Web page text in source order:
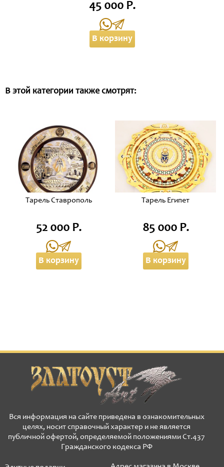
45 000 Р.
В корзину
В этой категории также смотрят:
Тарель Ставрополь
52 000 Р.
В корзину
Тарель Египет
85 000 Р.
В корзину
Вся информация на сайте приведена в ознакомительных
целях, носит справочный характер и не является
публичной офертой, определяемой положениями Ст.437
Гражданского кодекса РФ